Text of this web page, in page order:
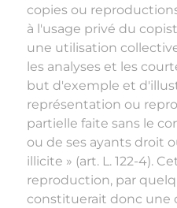
copies ou
à l'usage privé du
une utilisation
les analyses et les
but d'exemple et
représentation ou
partielle faite sans le
ou de ses ayants droit
illicite » (art. L. 122-4).
reproduction, par
constituerait donc une